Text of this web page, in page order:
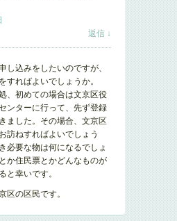
返信 ↓
し込みをしたいのですが、
すればよいでしょうか。
、初めての場合は文京区役
ンターに行って、先ず登録
ました。その場合、文京区
訪ねすればよいでしょう
必要な物は何になるでしょ
か住民票とかどんなものが
と幸いです。
区の区民です。